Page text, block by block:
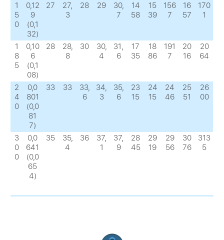
1
5
0
0,12
9
(0,1
32)
27
27,
3
28 29
30,
7
14
58
15
39
156
7
16
57
170
1
1
8
5
0,10
6
(0,1
08)
28
28,
8
30
30,
4
31,
6
17
35
18
86
191
7
20
16
20
64
2
4
0
0,0
801
(0,0
81
7)
33 33
33,
6
34,
3
35,
6
23
15
24
15
24
46
25
51
26
00
3
0
0
0,0
641
(0,0
65
4)
35
35,
4
36
37,
1
37,
9
28
45
29
19
29
56
30
76
313
5